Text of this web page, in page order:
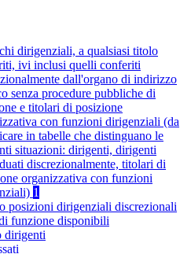
dirigenziali, a qualsiasi titolo
ivi inclusi quelli conferiti
dall'organo di indirizzo
senza procedure pubbliche di
e titolari di posizione
con funzioni dirigenziali (da
in tabelle che distinguano le
situazioni: dirigenti, dirigenti
discrezionalmente, titolari di
organizzativa con funzioni
1
posizioni dirigenziali discrezionali
funzione disponibili
dirigenti